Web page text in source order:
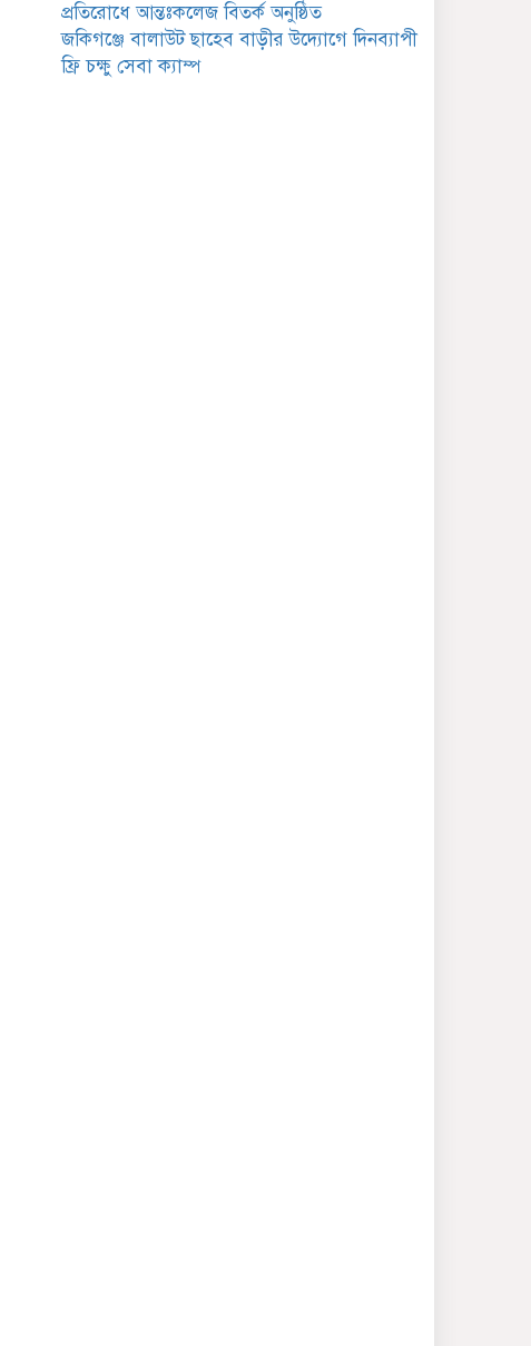
সাবেক এমপি হাফিজ আহমদ
মজুমদার কি আত্মগোপনে?
ভাইরাল ছবি ঘিরে আলোচনা!
প্রতিরোধে আন্তঃকলেজ বিতর্ক অনুষ্ঠিত
জকিগঞ্জে বালাউট ছাহেব বাড়ীর উদ্যোগে দিনব্যাপী
ফ্রি চক্ষু সেবা ক্যাম্প